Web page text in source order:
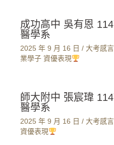
成功高中 吳有恩
醫學系
2025 年 9 月 16 日 / 大考感言
業學子 資優表現
師大附中 張宸瑋
醫學系
2025 年 9 月 16 日 / 大考感言
資優表現